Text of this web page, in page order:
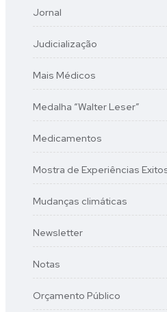
Jornal
Judicialização
Mais Médicos
Medalha “Walter Leser”
Medicamentos
Mostra de Experiências
Mudanças climáticas
Newsletter
Notas
Orçamento Público